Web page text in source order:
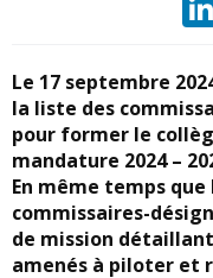
Le 17 septembre
la liste des
pour former le
mandature 2024 –
En même temps
commissaires-
de mission
amenés à piloter et